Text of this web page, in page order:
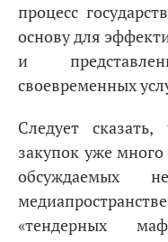
процесс
основу для
и
своевременных
Следует
закупок уже
«тендерных